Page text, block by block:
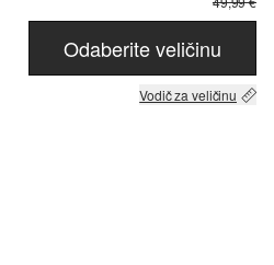
Odaberite veličinu
Vodič za veličinu